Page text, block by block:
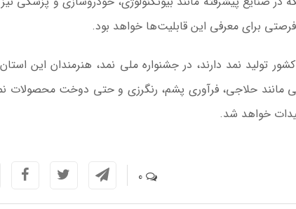
برای معرفی این قابلیت‌ها خواهد بود.
تولید نمد دارند، در جشنواره ملی نمد، هنرمندان این
مانند حلاجی، فرآوری پشم، رنگرزی و حتی دوخت محصولات
خواهد شد.
0